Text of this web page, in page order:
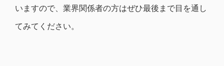
いますので、業界関係者の方はぜひ最後まで目を通し
てみてください。